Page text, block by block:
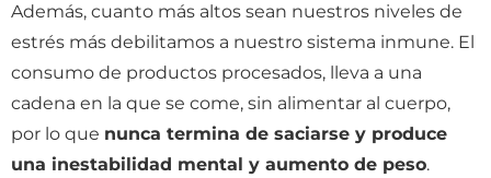
Además, cuanto más altos sean nuestros niveles de
estrés más debilitamos a nuestro sistema inmune. El
consumo de productos procesados, lleva a una
cadena en la que se come, sin alimentar al cuerpo,
por lo que nunca termina de saciarse y produce
una inestabilidad mental y aumento de peso.